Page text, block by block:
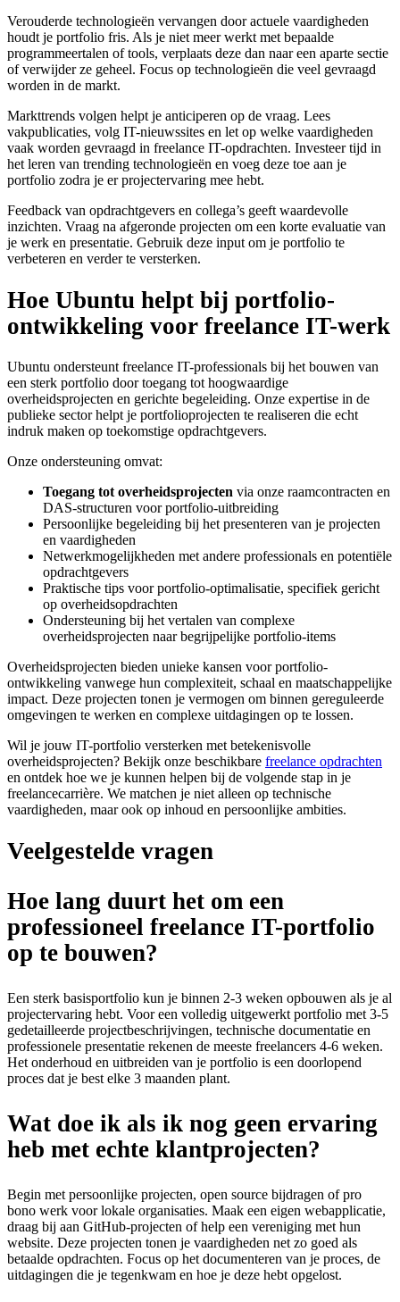
Verouderde technologieën vervangen door actuele vaardigheden
houdt je portfolio fris. Als je niet meer werkt met bepaalde
programmeertalen of tools, verplaats deze dan naar een aparte sectie
of verwijder ze geheel. Focus op technologieën die veel gevraagd
worden in de markt.
Markttrends volgen helpt je anticiperen op de vraag. Lees
vakpublicaties, volg IT-nieuwssites en let op welke vaardigheden
vaak worden gevraagd in freelance IT-opdrachten. Investeer tijd in
het leren van trending technologieën en voeg deze toe aan je
portfolio zodra je er projectervaring mee hebt.
Feedback van opdrachtgevers en collega’s geeft waardevolle
inzichten. Vraag na afgeronde projecten om een korte evaluatie van
je werk en presentatie. Gebruik deze input om je portfolio te
verbeteren en verder te versterken.
Hoe Ubuntu helpt bij portfolio-
ontwikkeling voor freelance IT-werk
Ubuntu ondersteunt freelance IT-professionals bij het bouwen van
een sterk portfolio door toegang tot hoogwaardige
overheidsprojecten en gerichte begeleiding. Onze expertise in de
publieke sector helpt je portfolio­projecten te realiseren die echt
indruk maken op toekomstige opdrachtgevers.
Onze ondersteuning omvat:
Toegang tot overheidsprojecten via onze raamcontracten en
DAS-structuren voor portfolio-uitbreiding
Persoonlijke begeleiding bij het presenteren van je projecten
en vaardigheden
Netwerkmogelijkheden met andere professionals en potentiële
opdrachtgevers
Praktische tips voor portfolio-optimalisatie, specifiek gericht
op overheidsopdrachten
Ondersteuning bij het vertalen van complexe
overheidsprojecten naar begrijpelijke portfolio-items
Overheidsprojecten bieden unieke kansen voor portfolio-
ontwikkeling vanwege hun complexiteit, schaal en maatschappelijke
impact. Deze projecten tonen je vermogen om binnen gereguleerde
omgevingen te werken en complexe uitdagingen op te lossen.
Wil je jouw IT-portfolio versterken met betekenisvolle
overheidsprojecten? Bekijk onze beschikbare freelance opdrachten
en ontdek hoe we je kunnen helpen bij de volgende stap in je
freelancecarrière. We matchen je niet alleen op technische
vaardigheden, maar ook op inhoud en persoonlijke ambities.
Veelgestelde vragen
Hoe lang duurt het om een
professioneel freelance IT-portfolio
op te bouwen?
Een sterk basisportfolio kun je binnen 2-3 weken opbouwen als je al
projectervaring hebt. Voor een volledig uitgewerkt portfolio met 3-5
gedetailleerde projectbeschrijvingen, technische documentatie en
professionele presentatie rekenen de meeste freelancers 4-6 weken.
Het onderhoud en uitbreiden van je portfolio is een doorlopend
proces dat je best elke 3 maanden plant.
Wat doe ik als ik nog geen ervaring
heb met echte klantprojecten?
Begin met persoonlijke projecten, open source bijdragen of pro
bono werk voor lokale organisaties. Maak een eigen webapplicatie,
draag bij aan GitHub-projecten of help een vereniging met hun
website. Deze projecten tonen je vaardigheden net zo goed als
betaalde opdrachten. Focus op het documenteren van je proces, de
uitdagingen die je tegenkwam en hoe je deze hebt opgelost.